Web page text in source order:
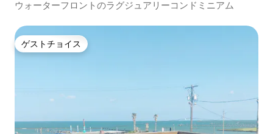
ウォーターフロントのラグジュアリーコンドミニアム
ゲストチョイス
ゲストチョイス